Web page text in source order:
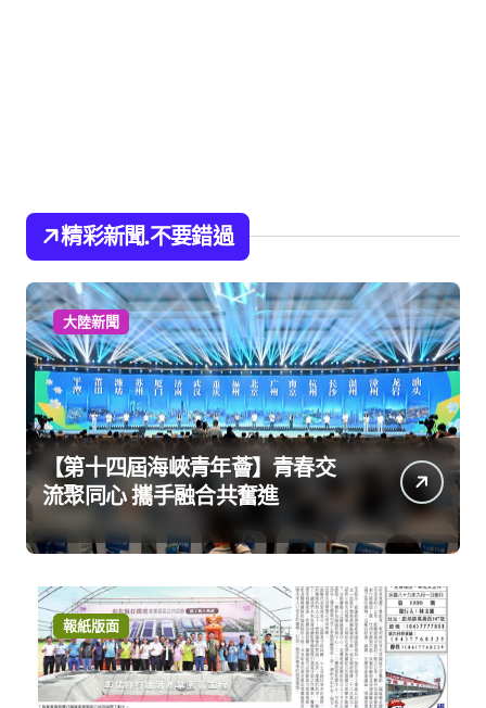
精彩新聞.不要錯過
大陸新聞
【第十四屆海峽青年薈】青春交
流聚同心 攜手融合共奮進
報紙版面